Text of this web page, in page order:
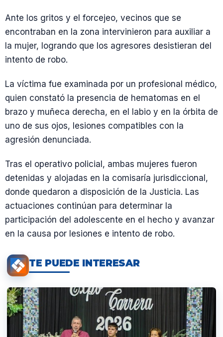
Ante los gritos y el forcejeo, vecinos que se
encontraban en la zona intervinieron para auxiliar a
la mujer, logrando que los agresores desistieran del
intento de robo.
La víctima fue examinada por un profesional médico,
quien constató la presencia de hematomas en el
brazo y muñeca derecha, en el labio y en la órbita de
uno de sus ojos, lesiones compatibles con la
agresión denunciada.
Tras el operativo policial, ambas mujeres fueron
detenidas y alojadas en la comisaría jurisdiccional,
donde quedaron a disposición de la Justicia. Las
actuaciones continúan para determinar la
participación del adolescente en el hecho y avanzar
en la causa por lesiones e intento de robo.
TE PUEDE INTERESAR